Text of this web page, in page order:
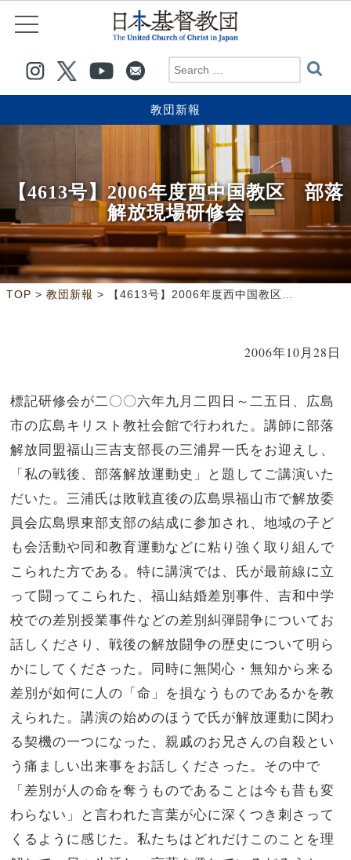
教団新報
【4613号】2006年度西中国教区 部落
解放現場研修会
TOP > 教団新報 > 【4613号】2006年度西中国教区 部落解放現場研修会
2006年10月28日
標記研修会が二〇〇六年九月二四日～二五日、広島
市の広島キリスト教社会館で行われた。講師に部落
解放同盟福山三吉支部長の三浦昇一氏をお迎えし、
「私の戦後、部落解放運動史」と題してご講演いた
だいた。三浦氏は敗戦直後の広島県福山市で解放委
員会広島県東部支部の結成に参加され、地域の子ど
も会活動や同和教育運動などに粘り強く取り組んで
こられた方である。特に講演では、氏が最前線に立
って闘ってこられた、福山結婚差別事件、吉和中学
校での差別授業事件などの差別糾弾闘争についてお
話しくださり、戦後の解放闘争の歴史について明ら
かにしてくださった。同時に無関心・無知から来る
差別が如何に人の「命」を損なうものであるかを教
えられた。講演の始めのほうで氏が解放運動に関わ
る契機の一つになった、親戚のお兄さんの自殺とい
う痛ましい出来事をお話しくださった。その中で
「差別が人の命を奪うものであることは今も昔も変
わらない」と言われた言葉が心に深くつき刺さって
くるように感じた。私たちはどれだけこのことを理